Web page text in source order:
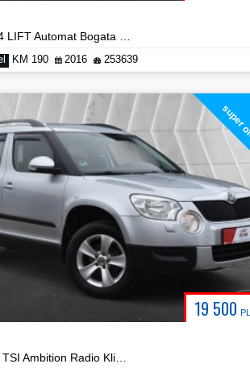
KM 190 2016 253639
19 500